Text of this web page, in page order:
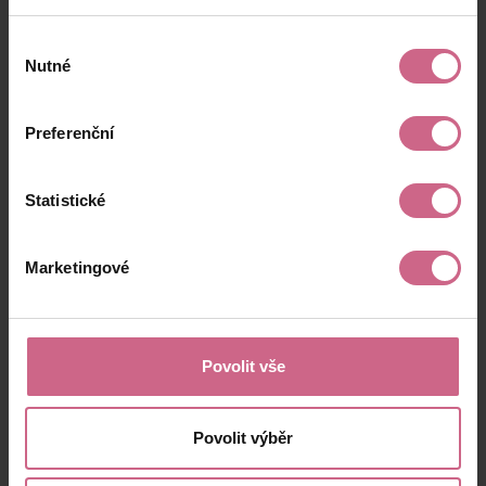
souhlasu
Nutné
Preferenční
Statistické
Marketingové
Povolit vše
Povolit výběr